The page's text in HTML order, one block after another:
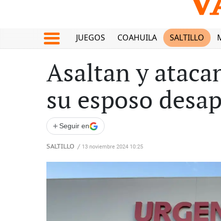
JUEGOS COAHUILA SALTILLO
Asaltan y
su esposo
+ Seguir en
SALTILLO / 13 noviembre 2024 10:25